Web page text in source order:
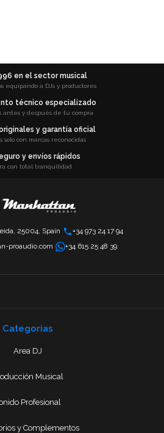
en el sector musical
equipando a DJs y productores
técnico especializado
antes y después de tu compra
y garantía oficial
solo con marcas reconocidas
y envíos rápidos
con total tranquilidad
25004, Spain
+34 973 24 17 94
proaudio.com
+34 615 25 48 39
Categorias
Area DJ
Musical
Profesional
y Complementos